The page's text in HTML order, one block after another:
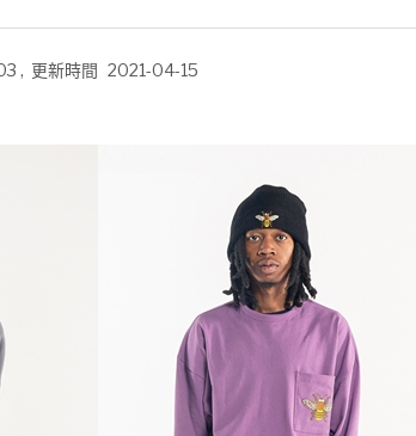
, 更新時間 2021-04-15